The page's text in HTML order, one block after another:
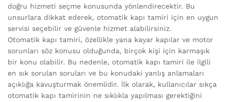
doğru hizmeti seçme konusunda yönlendirecektir. Bu
unsurlara dikkat ederek, otomatik kapı tamiri için en uygun
servisi seçebilir ve güvenle hizmet alabilirsiniz.
Otomatik kapı tamiri, özellikle yana kayar kapılar ve motor
sorunları söz konusu olduğunda, birçok kişi için karmaşık
bir konu olabilir. Bu nedenle, otomatik kapı tamiri ile ilgili
en sık sorulan soruları ve bu konudaki yanlış anlamaları
açıklığa kavuşturmak önemlidir. İlk olarak, kullanıcılar sıkça
otomatik kapı tamirinin ne sıklıkla yapılması gerektiğini